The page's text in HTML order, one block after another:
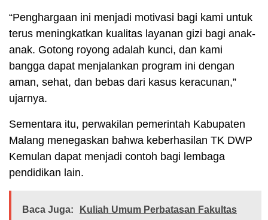
“Penghargaan ini menjadi motivasi bagi kami untuk
terus meningkatkan kualitas layanan gizi bagi anak-
anak. Gotong royong adalah kunci, dan kami
bangga dapat menjalankan program ini dengan
aman, sehat, dan bebas dari kasus keracunan,”
ujarnya.
Sementara itu, perwakilan pemerintah Kabupaten
Malang menegaskan bahwa keberhasilan TK DWP
Kemulan dapat menjadi contoh bagi lembaga
pendidikan lain.
Baca Juga:
Kuliah Umum Perbatasan Fakultas